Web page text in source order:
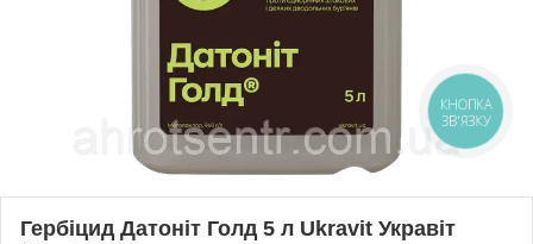
Гербіцид Датоніт Голд 5 л Ukravit Укравіт
КНОПКА
ЗВ'ЯЗКУ